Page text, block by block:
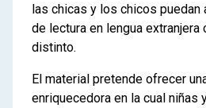
las chicas y los chicos puedan
de lectura en lengua extranjera
distinto.
El material pretende ofrecer
enriquecedora en la cual niñas